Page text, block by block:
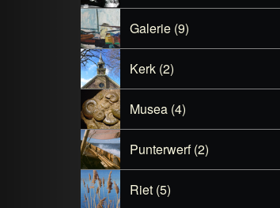
Galerie (9)
Kerk (2)
Musea (4)
Punterwerf (2)
Riet (5)